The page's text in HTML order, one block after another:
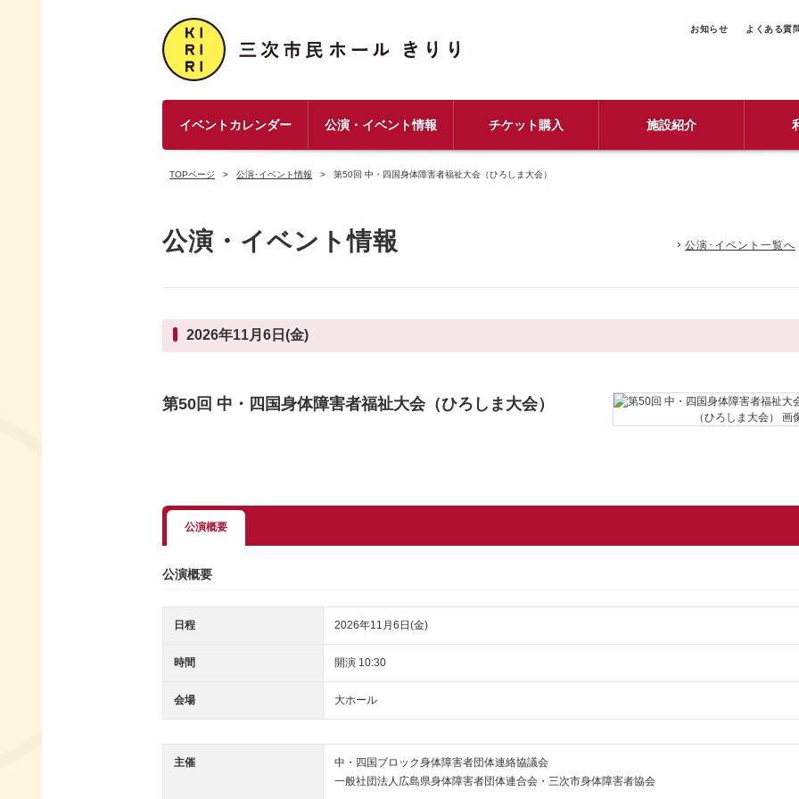
お知らせ よくある質
イベントカレンダー 公演・イベント情報 チケット購入 施設紹介
TOPページ 公演･イベント情報 第50回 中・四国身体障害者福祉大会（ひろしま大会）
公演・イベント情報 公演･イベント一覧へ
2026年11月6日(金)
第50回 中・四国身体障害者福祉大会（ひろしま大会）
公演概要
公演概要
日程 2026年11月6日(金)
時間 開演 10:30
会場 大ホール
主催
中・四国ブロック身体障害者団体連絡協議会
一般社団法人広島県身体障害者団体連合会・三次市身体障害者協会